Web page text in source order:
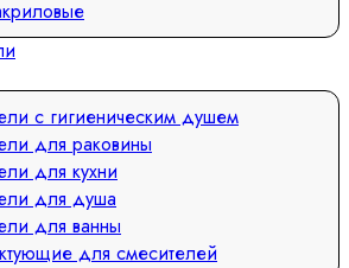
с гигиеническим душем
для раковины
для кухни
для душа
для ванны
для смесителей